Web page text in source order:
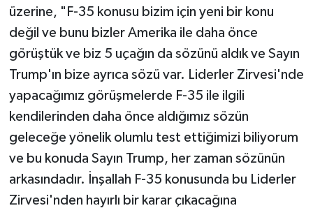
üzerine, "F-35 konusu bizim için yeni bir konu
değil ve bunu bizler Amerika ile daha önce
görüştük ve biz 5 uçağın da sözünü aldık ve Sayın
Trump'ın bize ayrıca sözü var. Liderler Zirvesi'nde
yapacağımız görüşmelerde F-35 ile ilgili
kendilerinden daha önce aldığımız sözün
geleceğe yönelik olumlu test ettiğimizi biliyorum
ve bu konuda Sayın Trump, her zaman sözünün
arkasındadır. İnşallah F-35 konusunda bu Liderler
Zirvesi'nden hayırlı bir karar çıkacağına